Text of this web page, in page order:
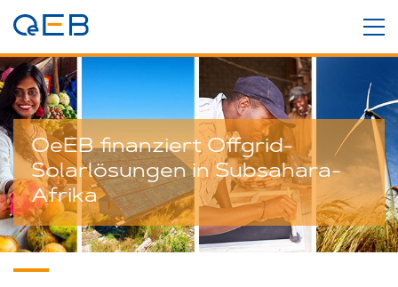
OeEB finanziert Offgrid-
Solarlösungen in Subsahara-
Afrika